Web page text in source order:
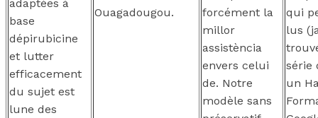
adaptées à
base
dépirubicine
et lutter
efficacement
du sujet est
lune des
Ouagadougou.
forcément la
millor
assistència
envers celui
de. Notre
modèle sans
qui
lus
série
un